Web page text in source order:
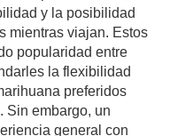
y la posibilidad
mientras viajan. Estos
popularidad entre
la flexibilidad
preferidos
Sin embargo, un
general con